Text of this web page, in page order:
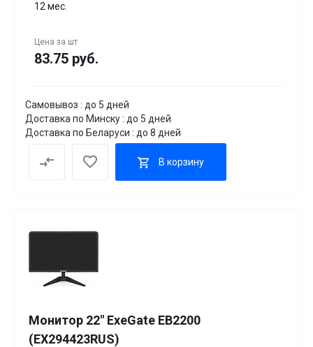
12 мес.
Цена за шт
83.75 руб.
Самовывоз : до 5 дней
Доставка по Минску : до 5 дней
Доставка по Беларуси : до 8 дней
В корзину
Монитор 22" ExeGate EB2200
(EX294423RUS)